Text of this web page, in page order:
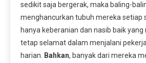
sedikit saja bergerak, maka baling-
menghancurkan tubuh mereka setiap
hanya keberanian dan nasib baik
tetap selamat dalam menjalani
harian.
Bahkan, banyak dari mereka